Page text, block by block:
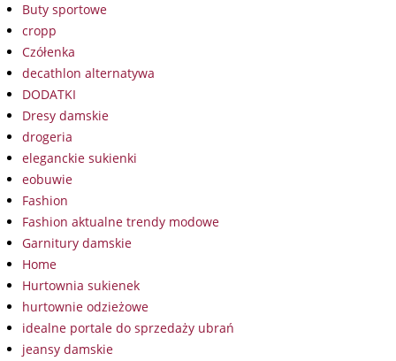
Buty sportowe
cropp
Czółenka
decathlon alternatywa
DODATKI
Dresy damskie
drogeria
eleganckie sukienki
eobuwie
Fashion
Fashion aktualne trendy modowe
Garnitury damskie
Home
Hurtownia sukienek
hurtownie odzieżowe
idealne portale do sprzedaży ubrań
jeansy damskie